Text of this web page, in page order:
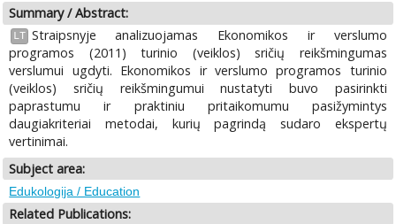
Summary / Abstract:
LT Straipsnyje analizuojamas Ekonomikos ir verslumo
programos (2011) turinio (veiklos) sričių reikšmingumas
verslumui ugdyti. Ekonomikos ir verslumo programos turinio
(veiklos) sričių reikšmingumui nustatyti buvo pasirinkti
paprastumu ir praktiniu pritaikomumu pasižymintys
daugiakriteriai metodai, kurių pagrindą sudaro ekspertų
vertinimai.
Subject area:
Edukologija / Education
Related Publications: